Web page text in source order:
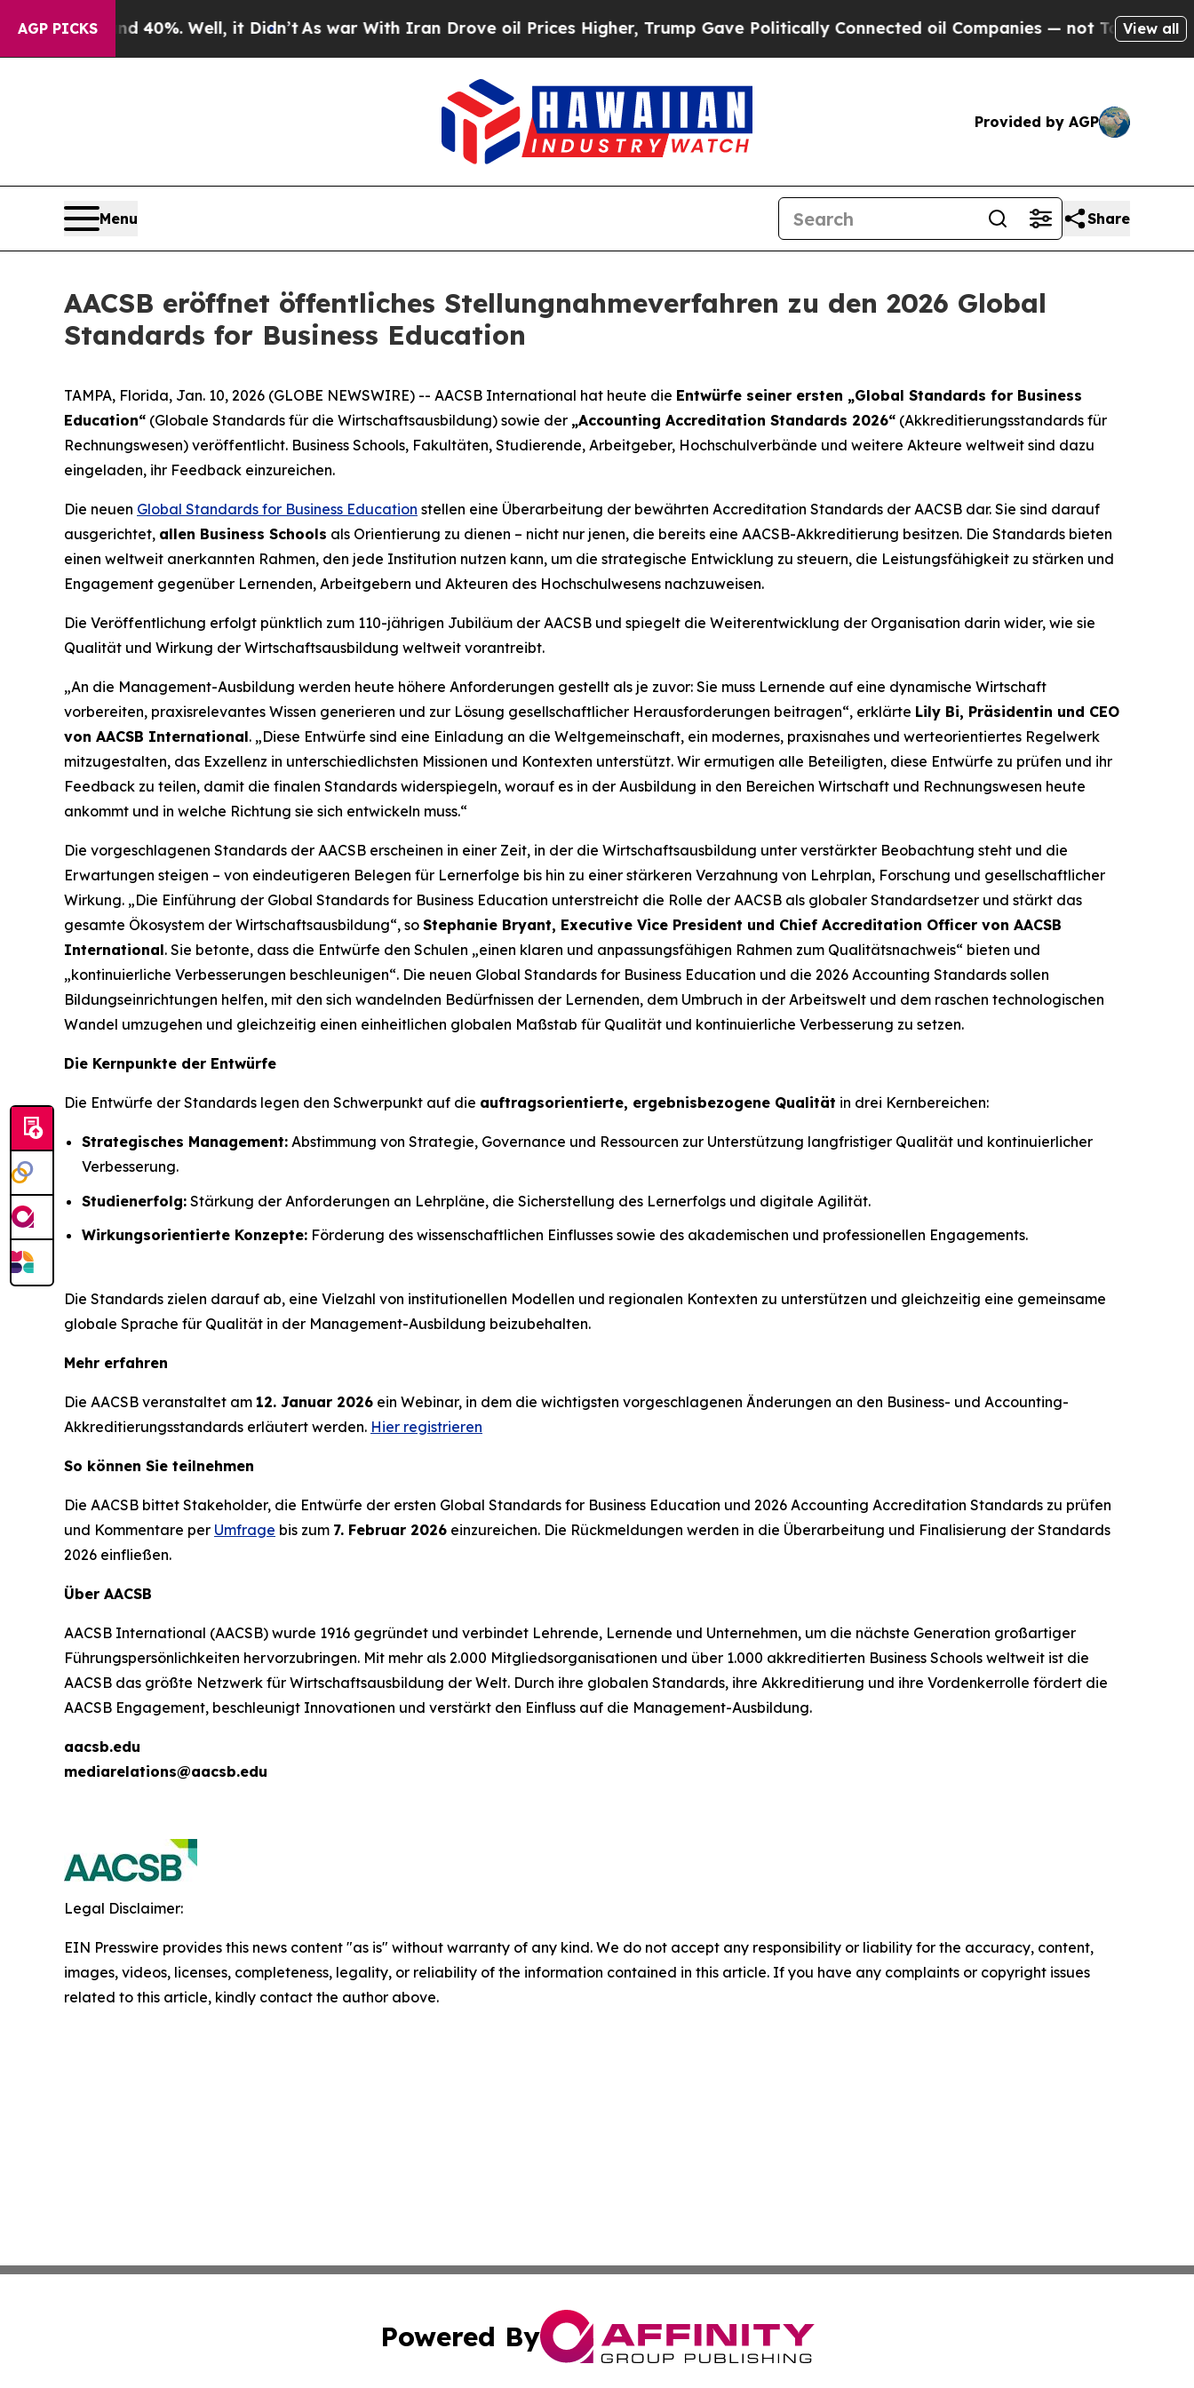
AGP PICKS40%. Well, it Didn’t As war With Iran Drove oil Prices Higher, Trump Gave Politically Connected oil Companies — not Taxpayers — the
View all
Provided by AGP
Menu Share
AACSB eröffnet öffentliches Stellungnahmeverfahren zu den 2026 Global
Standards for Business Education
TAMPA, Florida, Jan. 10, 2026 (GLOBE NEWSWIRE) -- AACSB International hat heute die Entwürfe seiner ersten „Global Standards for Business
Education“ (Globale Standards für die Wirtschaftsausbildung) sowie der „Accounting Accreditation Standards 2026“ (Akkreditierungsstandards für
Rechnungswesen) veröffentlicht. Business Schools, Fakultäten, Studierende, Arbeitgeber, Hochschulverbände und weitere Akteure weltweit sind dazu
eingeladen, ihr Feedback einzureichen.
Die neuen Global Standards for Business Education stellen eine Überarbeitung der bewährten Accreditation Standards der AACSB dar. Sie sind darauf
ausgerichtet, allen Business Schools als Orientierung zu dienen – nicht nur jenen, die bereits eine AACSB-Akkreditierung besitzen. Die Standards bieten
einen weltweit anerkannten Rahmen, den jede Institution nutzen kann, um die strategische Entwicklung zu steuern, die Leistungsfähigkeit zu stärken und
Engagement gegenüber Lernenden, Arbeitgebern und Akteuren des Hochschulwesens nachzuweisen.
Die Veröffentlichung erfolgt pünktlich zum 110-jährigen Jubiläum der AACSB und spiegelt die Weiterentwicklung der Organisation darin wider, wie sie
Qualität und Wirkung der Wirtschaftsausbildung weltweit vorantreibt.
„An die Management-Ausbildung werden heute höhere Anforderungen gestellt als je zuvor: Sie muss Lernende auf eine dynamische Wirtschaft
vorbereiten, praxisrelevantes Wissen generieren und zur Lösung gesellschaftlicher Herausforderungen beitragen“, erklärte Lily Bi, Präsidentin und CEO
von AACSB International. „Diese Entwürfe sind eine Einladung an die Weltgemeinschaft, ein modernes, praxisnahes und werteorientiertes Regelwerk
mitzugestalten, das Exzellenz in unterschiedlichsten Missionen und Kontexten unterstützt. Wir ermutigen alle Beteiligten, diese Entwürfe zu prüfen und ihr
Feedback zu teilen, damit die finalen Standards widerspiegeln, worauf es in der Ausbildung in den Bereichen Wirtschaft und Rechnungswesen heute
ankommt und in welche Richtung sie sich entwickeln muss.“
Die vorgeschlagenen Standards der AACSB erscheinen in einer Zeit, in der die Wirtschaftsausbildung unter verstärkter Beobachtung steht und die
Erwartungen steigen – von eindeutigeren Belegen für Lernerfolge bis hin zu einer stärkeren Verzahnung von Lehrplan, Forschung und gesellschaftlicher
Wirkung. „Die Einführung der Global Standards for Business Education unterstreicht die Rolle der AACSB als globaler Standardsetzer und stärkt das
gesamte Ökosystem der Wirtschaftsausbildung“, so Stephanie Bryant, Executive Vice President und Chief Accreditation Officer von AACSB
International. Sie betonte, dass die Entwürfe den Schulen „einen klaren und anpassungsfähigen Rahmen zum Qualitätsnachweis“ bieten und
„kontinuierliche Verbesserungen beschleunigen“. Die neuen Global Standards for Business Education und die 2026 Accounting Standards sollen
Bildungseinrichtungen helfen, mit den sich wandelnden Bedürfnissen der Lernenden, dem Umbruch in der Arbeitswelt und dem raschen technologischen
Wandel umzugehen und gleichzeitig einen einheitlichen globalen Maßstab für Qualität und kontinuierliche Verbesserung zu setzen.
Die Kernpunkte der Entwürfe
Die Entwürfe der Standards legen den Schwerpunkt auf die auftragsorientierte, ergebnisbezogene Qualität in drei Kernbereichen:
Strategisches Management: Abstimmung von Strategie, Governance und Ressourcen zur Unterstützung langfristiger Qualität und kontinuierlicher
Verbesserung.
Studienerfolg: Stärkung der Anforderungen an Lehrpläne, die Sicherstellung des Lernerfolgs und digitale Agilität.
Wirkungsorientierte Konzepte: Förderung des wissenschaftlichen Einflusses sowie des akademischen und professionellen Engagements.
Die Standards zielen darauf ab, eine Vielzahl von institutionellen Modellen und regionalen Kontexten zu unterstützen und gleichzeitig eine gemeinsame
globale Sprache für Qualität in der Management-Ausbildung beizubehalten.
Mehr erfahren
Die AACSB veranstaltet am 12. Januar 2026 ein Webinar, in dem die wichtigsten vorgeschlagenen Änderungen an den Business- und Accounting-
Akkreditierungsstandards erläutert werden. Hier registrieren
So können Sie teilnehmen
Die AACSB bittet Stakeholder, die Entwürfe der ersten Global Standards for Business Education und 2026 Accounting Accreditation Standards zu prüfen
und Kommentare per Umfrage bis zum 7. Februar 2026 einzureichen. Die Rückmeldungen werden in die Überarbeitung und Finalisierung der Standards
2026 einfließen.
Über AACSB
AACSB International (AACSB) wurde 1916 gegründet und verbindet Lehrende, Lernende und Unternehmen, um die nächste Generation großartiger
Führungspersönlichkeiten hervorzubringen. Mit mehr als 2.000 Mitgliedsorganisationen und über 1.000 akkreditierten Business Schools weltweit ist die
AACSB das größte Netzwerk für Wirtschaftsausbildung der Welt. Durch ihre globalen Standards, ihre Akkreditierung und ihre Vordenkerrolle fördert die
AACSB Engagement, beschleunigt Innovationen und verstärkt den Einfluss auf die Management-Ausbildung.
aacsb.edu
mediarelations@aacsb.edu
Legal Disclaimer:
EIN Presswire provides this news content "as is" without warranty of any kind. We do not accept any responsibility or liability for the accuracy, content,
images, videos, licenses, completeness, legality, or reliability of the information contained in this article. If you have any complaints or copyright issues
related to this article, kindly contact the author above.
Powered By